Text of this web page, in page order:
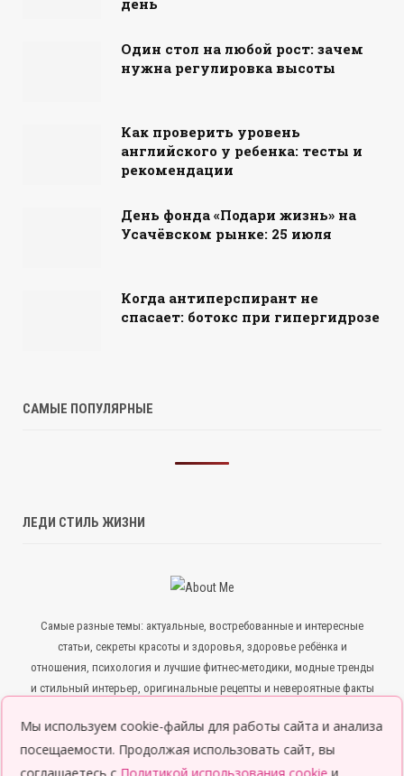
день
Один стол на любой рост: зачем
нужна регулировка высоты
Как проверить уровень
английского у ребенка: тесты и
рекомендации
День фонда «Подари жизнь» на
Усачёвском рынке: 25 июля
Когда антиперспирант не
спасает: ботокс при гипергидрозе
САМЫЕ ПОПУЛЯРНЫЕ
ЛЕДИ СТИЛЬ ЖИЗНИ
Самые разные темы: актуальные, востребованные и интересные
статьи, секреты красоты и здоровья, здоровье ребёнка и
отношения, психология и лучшие фитнес-методики, модные тренды
и стильный интерьер, оригинальные рецепты и невероятные факты
Мы используем cookie-файлы для работы сайта и анализа
посещаемости. Продолжая использовать сайт, вы